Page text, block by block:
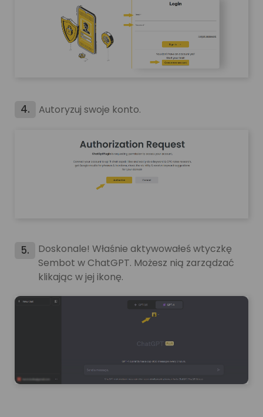
4. Autoryzuj swoje konto.
5.
Doskonale! Właśnie aktywowałeś wtyczkę
Sembot w ChatGPT. Możesz nią zarządzać
klikając w jej ikonę.